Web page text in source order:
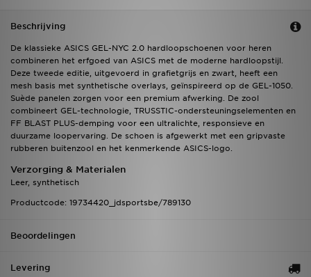
Beschrijving
De klassieke ASICS GEL-NYC 2.0 hardloopschoenen voor heren
combineren het erfgoed van ASICS met de moderne hardloopstijl.
Deze tweede editie, uitgevoerd in grafietgrijs en zwart, heeft een
mesh basis met synthetische overlays, geïnspireerd op de GEL-1050.
Suède panelen zorgen voor een premium afwerking. De zool
combineert GEL-technologie, TRUSSTIC-ondersteuningselementen en
FF BLAST PLUS-demping voor een ultralichte, responsieve en
duurzame loopervaring. De schoen is afgewerkt met een gripvaste
rubberen buitenzool en het kenmerkende ASICS-logo.
Verzorging & Materialen
Leer, synthetisch
Productcode: 19734420_jdsportsbe/789130
Beoordelingen
Levering